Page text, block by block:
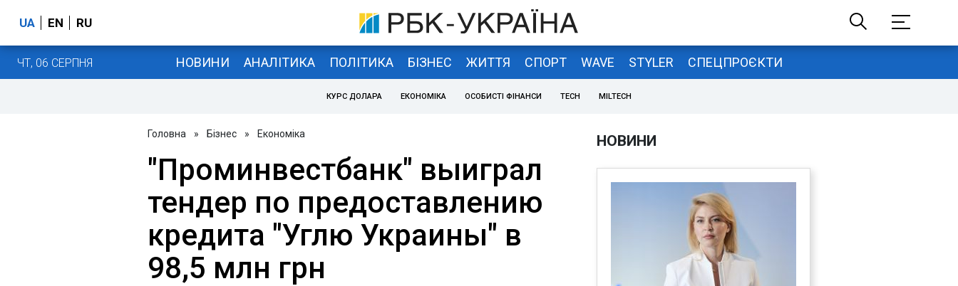
UA EN RU
ЧТ, 06 СЕРПНЯ НОВИНИ АНАЛІТИКА ПОЛІТИКА БІЗНЕС ЖИТТЯ СПОРТ WAVE STYLER СПЕЦПРОЄКТИ
КУРС ДОЛАРА ЕКОНОМІКА ОСОБИСТІ ФІНАНСИ TECH MILTECH
Головна » Бізнес » Економіка
"Проминвестбанк" выиграл
тендер по предоставлению
кредита "Углю Украины" в
98,5 млн грн
НОВИНИ